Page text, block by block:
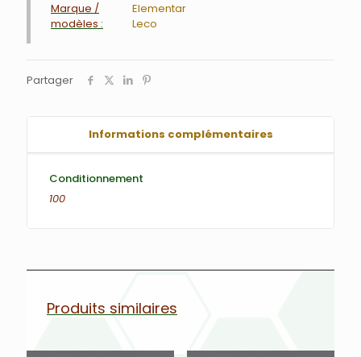
Marque /
modèles :
Elementar
Leco
Partager
Informations complémentaires
Conditionnement
100
Produits similaires